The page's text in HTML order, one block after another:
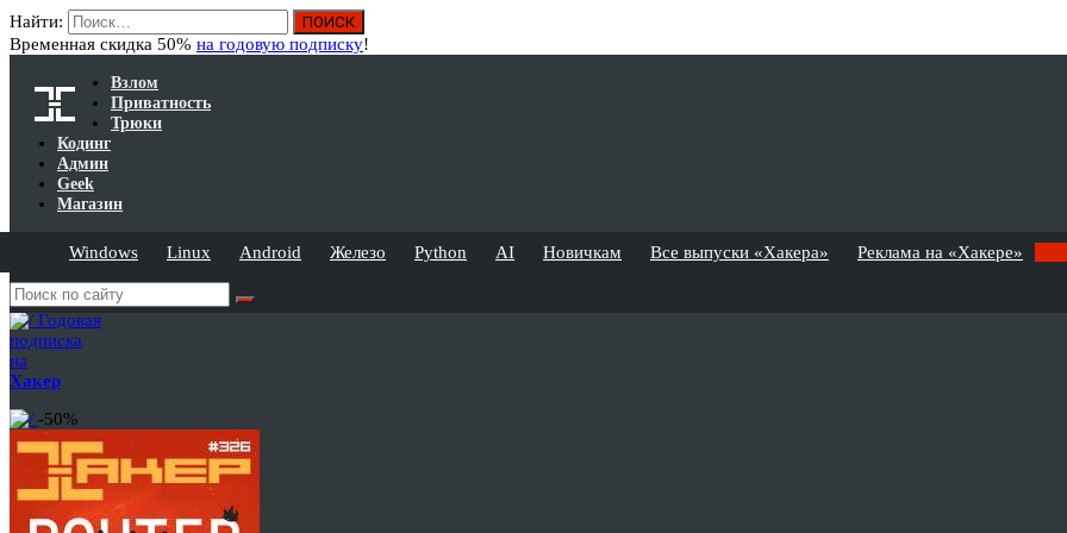
Найти:
Временная скидка 50% на годовую подписку!
Взлом
Приватность
Трюки
Кодинг
Админ
Geek
Магазин
Windows Linux Android Железо Python AI Новичкам Все выпуски «Хакера» Реклама на «Хакере»
Годовая
подписка
на
Хакер
-50%